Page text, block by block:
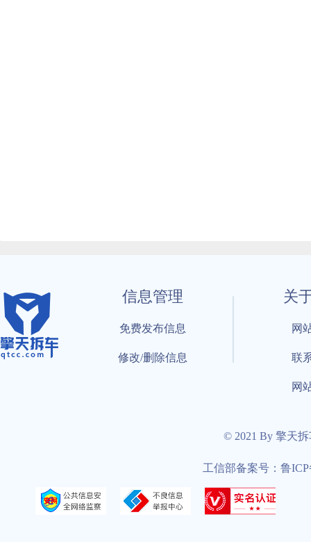
信息管理
免费发布信息
修改/删除信息
关
网
联
网
© 2021 By 擎天
工信部备案号：鲁